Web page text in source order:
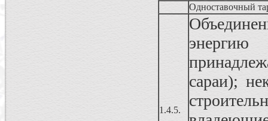
Одноставочный
1.4.5.
сараи);